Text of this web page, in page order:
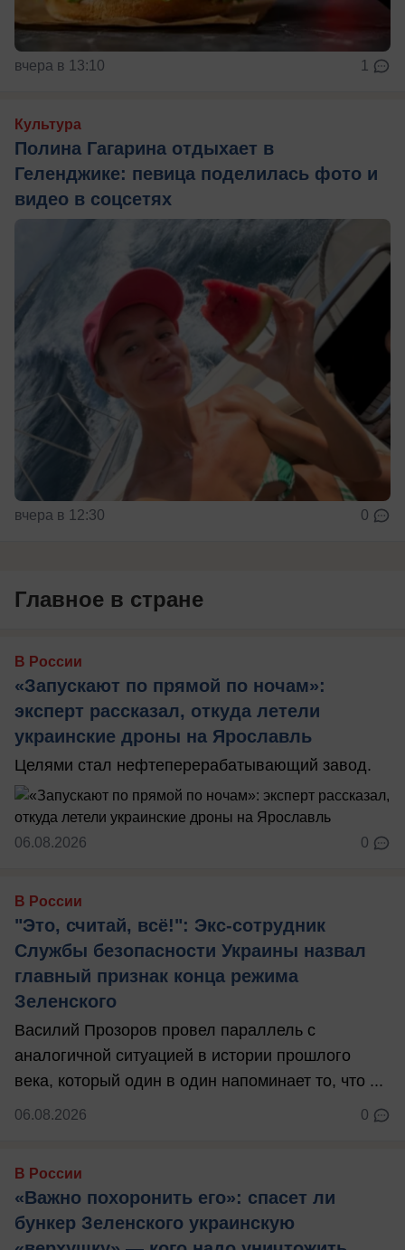
вчера в 13:10 1
Культура
Полина Гагарина отдыхает в
Геленджике: певица поделилась фото и
видео в соцсетях
вчера в 12:30 0
Главное в стране
В России
«Запускают по прямой по ночам»:
эксперт рассказал, откуда летели
украинские дроны на Ярославль
Целями стал нефтеперерабатывающий завод.
06.08.2026 0
В России
"Это, считай, всё!": Экс-сотрудник
Службы безопасности Украины назвал
главный признак конца режима
Зеленского
Василий Прозоров провел параллель с
аналогичной ситуацией в истории прошлого
века, который один в один напоминает то, что ...
06.08.2026 0
В России
«Важно похоронить его»: спасет ли
бункер Зеленского украинскую